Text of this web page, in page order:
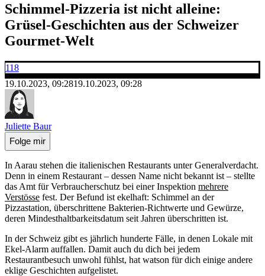
Schimmel-Pizzeria ist nicht alleine:
Grüsel-Geschichten aus der Schweizer
Gourmet-Welt
118
19.10.2023, 09:2819.10.2023, 09:28
Juliette Baur
Folge mir
In Aarau stehen die italienischen Restaurants unter Generalverdacht.
Denn in einem Restaurant – dessen Name nicht bekannt ist – stellte
das Amt für Verbraucherschutz bei einer Inspektion mehrere
Verstösse fest. Der Befund ist ekelhaft: Schimmel an der
Pizzastation, überschrittene Bakterien-Richtwerte und Gewürze,
deren Mindesthaltbarkeitsdatum seit Jahren überschritten ist.
In der Schweiz gibt es jährlich hunderte Fälle, in denen Lokale mit
Ekel-Alarm auffallen. Damit auch du dich bei jedem
Restaurantbesuch unwohl fühlst, hat watson für dich einige andere
eklige Geschichten aufgelistet.